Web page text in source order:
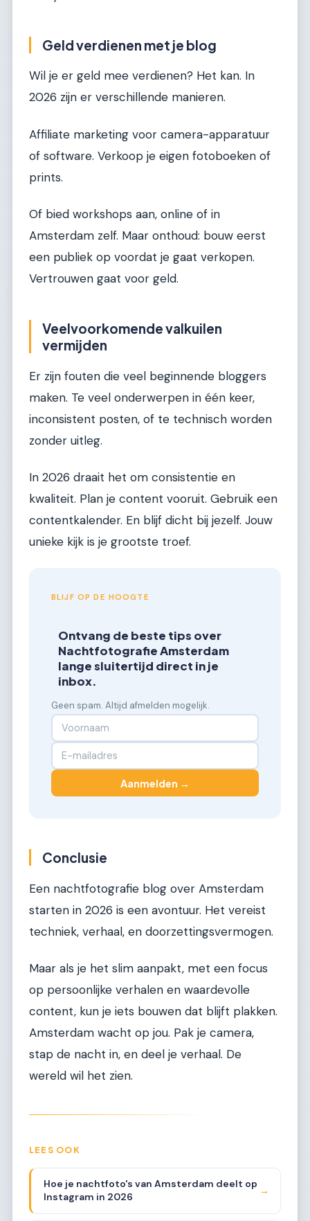
Geld verdienen met je blog
Wil je er geld mee verdienen? Het kan. In
2026 zijn er verschillende manieren.
Affiliate marketing voor camera-apparatuur
of software. Verkoop je eigen fotoboeken of
prints.
Of bied workshops aan, online of in
Amsterdam zelf. Maar onthoud: bouw eerst
een publiek op voordat je gaat verkopen.
Vertrouwen gaat voor geld.
Veelvoorkomende valkuilen
vermijden
Er zijn fouten die veel beginnende bloggers
maken. Te veel onderwerpen in één keer,
inconsistent posten, of te technisch worden
zonder uitleg.
In 2026 draait het om consistentie en
kwaliteit. Plan je content vooruit. Gebruik een
contentkalender. En blijf dicht bij jezelf. Jouw
unieke kijk is je grootste troef.
BLIJF OP DE HOOGTE
Ontvang de beste tips over
Nachtfotografie Amsterdam
lange sluitertijd direct in je
inbox.
Geen spam. Altijd afmelden mogelijk.
Aanmelden →
Conclusie
Een nachtfotografie blog over Amsterdam
starten in 2026 is een avontuur. Het vereist
techniek, verhaal, en doorzettingsvermogen.
Maar als je het slim aanpakt, met een focus
op persoonlijke verhalen en waardevolle
content, kun je iets bouwen dat blijft plakken.
Amsterdam wacht op jou. Pak je camera,
stap de nacht in, en deel je verhaal. De
wereld wil het zien.
LEES OOK
Hoe je nachtfoto's van Amsterdam deelt op
Instagram in 2026
→